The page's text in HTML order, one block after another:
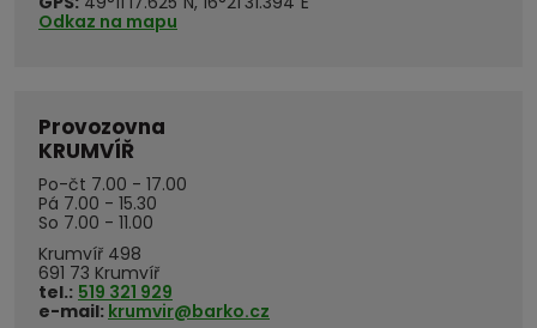
Odkaz na mapu
Provozovna
KRUMVÍŘ
Po-čt 7.00 - 17.00
Pá 7.00 - 15.30
So 7.00 - 11.00
Krumvíř 498
691 73 Krumvíř
tel.: 519 321 929
e-mail: krumvir@barko.cz